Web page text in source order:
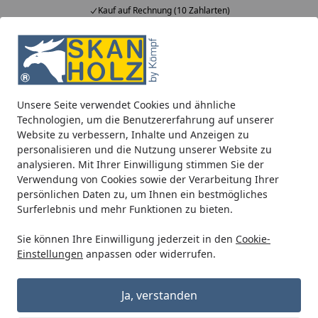
Unsere Seite verwendet Cookies und ähnliche
Technologien, um die Benutzererfahrung auf unserer
Website zu verbessern, Inhalte und Anzeigen zu
personalisieren und die Nutzung unserer Website zu
analysieren. Mit Ihrer Einwilligung stimmen Sie der
Verwendung von Cookies sowie der Verarbeitung Ihrer
persönlichen Daten zu, um Ihnen ein bestmögliches
Surferlebnis und mehr Funktionen zu bieten.
Sie können Ihre Einwilligung jederzeit in den Cookie-
Einstellungen anpassen oder widerrufen.
Ja, verstanden
Kauf auf Rechnung (10 Zahlarten)
Alle Produkte
Mein Konto
Suchen
Startseite
Blockbohlenhäuser Zubehör für Blockbohlenhäuser
EPDM Dachfolie
Ihre Artikelübersicht
Filter / Sortierung
Artikel gefunden